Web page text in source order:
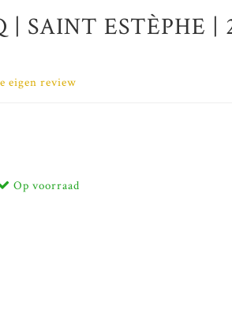
SAINT ESTÈPHE |
eigen review
Op voorraad